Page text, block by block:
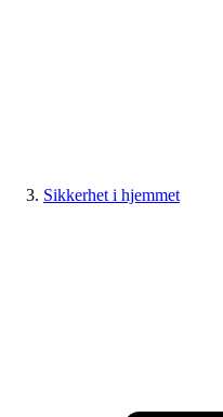
Sikkerhet i hjemmet